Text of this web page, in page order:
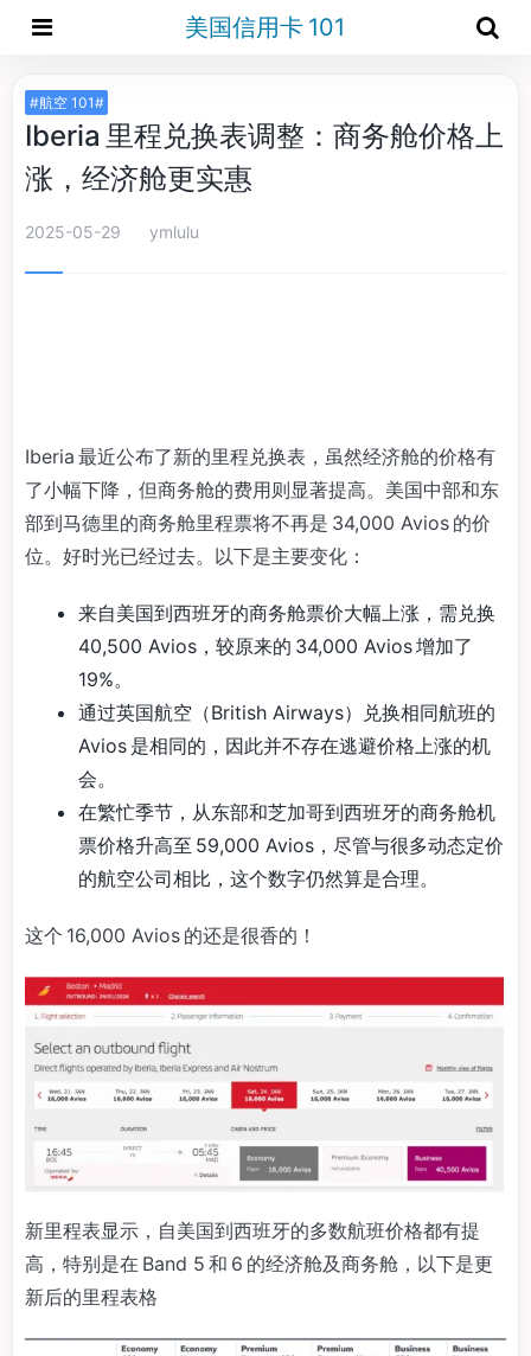
美国信用卡 101
#航空 101#
Iberia 里程兑换表调整：商务舱价格上
涨，经济舱更实惠
2025-05-29 ymlulu
Iberia 最近公布了新的里程兑换表，虽然经济舱的价格有
了小幅下降，但商务舱的费用则显著提高。美国中部和东
部到马德里的商务舱里程票将不再是 34,000 Avios 的价
位。好时光已经过去。以下是主要变化：
来自美国到西班牙的商务舱票价大幅上涨，需兑换
40,500 Avios，较原来的 34,000 Avios 增加了
19%。
通过英国航空（British Airways）兑换相同航班的
Avios 是相同的，因此并不存在逃避价格上涨的机
会。
在繁忙季节，从东部和芝加哥到西班牙的商务舱机
票价格升高至 59,000 Avios，尽管与很多动态定价
的航空公司相比，这个数字仍然算是合理。
这个 16,000 Avios 的还是很香的！
新里程表显示，自美国到西班牙的多数航班价格都有提
高，特别是在 Band 5 和 6 的经济舱及商务舱，以下是更
新后的里程表格